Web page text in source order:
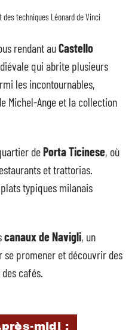
techniques Léonard de Vinci
rendant auCastello
qui abrite plusieurs
les incontournables,
Michel-Ange et la collection
dePorta Ticinese, où
et trattorias.
typiques milanais
canaux de Navigli, un
promener et découvrir des
cafés.
midi :